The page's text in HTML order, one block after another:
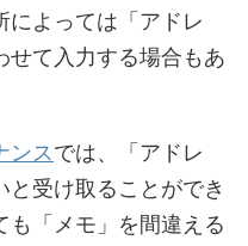
によっては「アドレ
せて入力する場合もあ
ンスでは、「アドレ
受け取ることができ
も「メモ」を間違える